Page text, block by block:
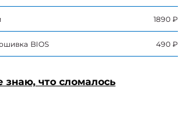
1890 ₽
BIOS 490 ₽
знаю, что сломалось